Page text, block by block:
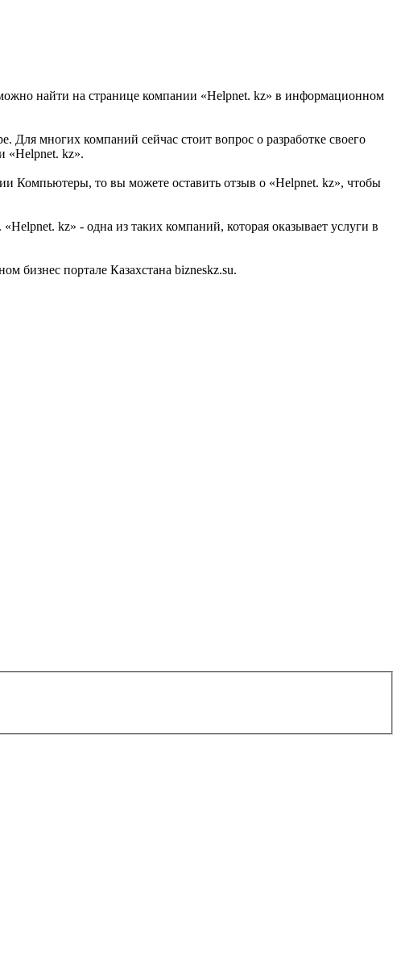
найти на странице компании «Helpnet. kz» в информационном
Для многих компаний сейчас стоит вопрос о разработке своего
«Helpnet. kz».
Компьютеры, то вы можете оставить отзыв о «Helpnet. kz», чтобы
kz» - одна из таких компаний, которая оказывает услуги в
портале Казахстана bizneskz.su.